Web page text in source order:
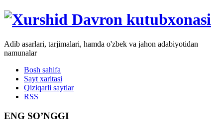
Adib asarlari, tarjimalari, hamda o'zbek va jahon adabiyotidan
namunalar
Bosh sahifa
Sayt xaritasi
Qiziqarli saytlar
RSS
ENG SO’NGGI